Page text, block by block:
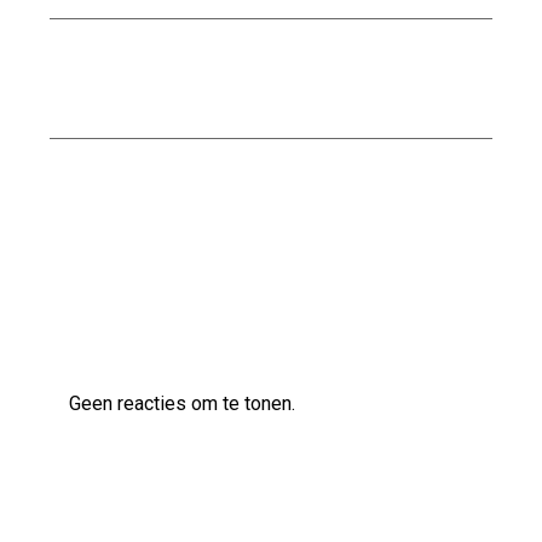
Geen reacties om te tonen.